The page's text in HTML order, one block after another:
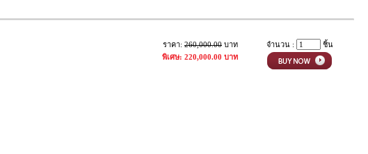
ราคา: 260,000.00 บาท
พิเศษ: 220,000.00 บาท
จำนวน : ชิ้น